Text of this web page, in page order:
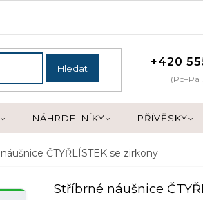
Hledat +420
(Po–Pá
NÁHRDELNÍKY PŘÍVĚSKY
ČTYŘLÍSTEK se zirkony
Stříbrné náušnice